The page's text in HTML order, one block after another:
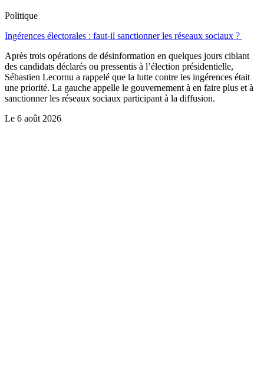
Politique
Ingérences électorales : faut-il sanctionner les réseaux sociaux ?
Après trois opérations de désinformation en quelques jours ciblant
des candidats déclarés ou pressentis à l’élection présidentielle,
Sébastien Lecornu a rappelé que la lutte contre les ingérences était
une priorité. La gauche appelle le gouvernement à en faire plus et à
sanctionner les réseaux sociaux participant à la diffusion.
Le 6 août 2026